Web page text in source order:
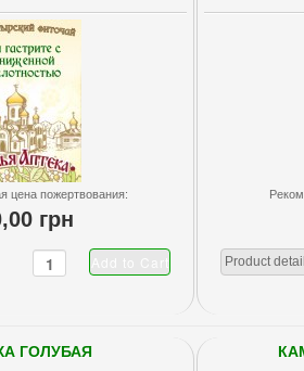
цена пожертвования:
грн
Product
ГОЛУБАЯ